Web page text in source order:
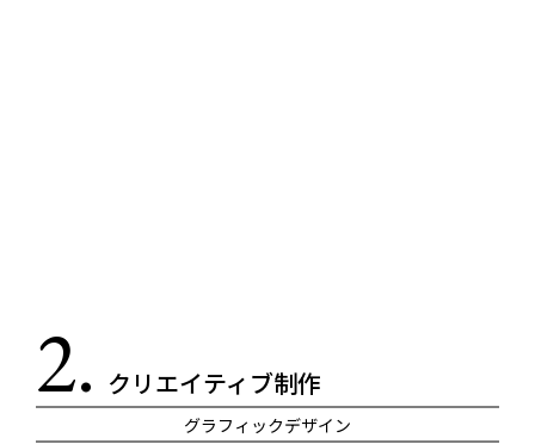
2. クリエイティブ制作
グラフィックデザイン